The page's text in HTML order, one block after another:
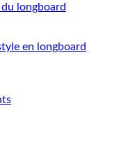
du longboard
en longboard